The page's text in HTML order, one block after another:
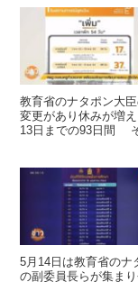
教育省のナタポン大
変更があり休みが増
13日までの93日間
5月14日は教育省のナ
の副委員長らが集ま